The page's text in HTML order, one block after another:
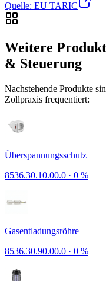
Quelle: EU TARIC
Weitere
& Steuerung
Nachstehende Produkte
Zollpraxis frequentiert:
Überspannungsschutz
8536.30.10.00.0 · 0 %
Gasentladungsröhre
8536.30.90.00.0 · 0 %